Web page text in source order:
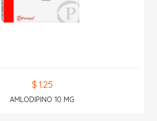
$ 1.25
AMLODIPINO 10 MG